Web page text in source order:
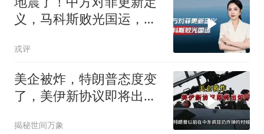
义，马科斯败光国运，还
戎评
美企被炸，特朗普态度变
了，美伊新协议即将出
揭秘世间万象